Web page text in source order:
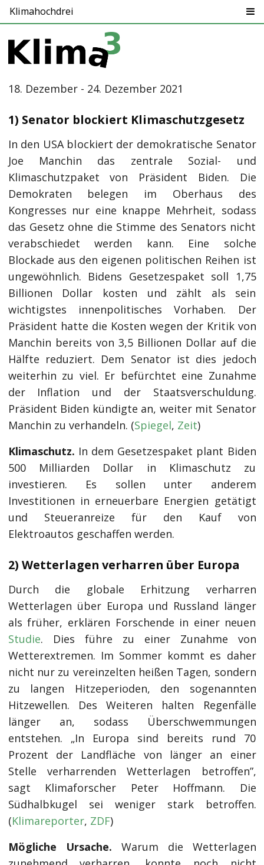
Klimahochdrei
18. Dezember - 24. Dezember 2021
1) Senator blockiert Klimaschutzgesetz
In den USA blockiert der demokratische Senator
Joe Manchin das zentrale Sozial- und
Klimaschutzpaket von Präsident Biden. Die
Demokraten belegen im Oberhaus des
Kongresses nur eine knappe Mehrheit, sodass
das Gesetz ohne die Stimme des Senators nicht
verabschiedet werden kann. Eine solche
Blockade aus den eigenen politischen Reihen ist
ungewöhnlich. Bidens Gesetzespaket soll 1,75
Billionen Dollar kosten und zählt als sein
wichtigstes innenpolitisches Vorhaben. Der
Präsident hatte die Kosten wegen der Kritik von
Manchin bereits von 3,5 Billionen Dollar auf die
Hälfte reduziert. Dem Senator ist dies jedoch
weiterhin zu viel. Er befürchtet eine Zunahme
der Inflation und der Staatsverschuldung.
Präsident Biden kündigte an, weiter mit Senator
Manchin zu verhandeln. (Spiegel, Zeit)
Klimaschutz. In dem Gesetzespaket plant Biden
500 Milliarden Dollar in Klimaschutz zu
investieren. Es sollen unter anderem
Investitionen in erneuerbare Energien getätigt
und Steueranreize für den Kauf von
Elektroautos geschaffen werden.
2) Wetterlagen verharren über Europa
Durch die globale Erhitzung verharren
Wetterlagen über Europa und Russland länger
als früher, erklären Forschende in einer neuen
Studie. Dies führe zu einer Zunahme von
Wetterextremen. Im Sommer kommt es daher
nicht nur zu vereinzelten heißen Tagen, sondern
zu langen Hitzeperioden, den sogenannten
Hitzewellen. Des Weiteren halten Regenfälle
länger an, sodass Überschwemmungen
entstehen. „In Europa sind bereits rund 70
Prozent der Landfläche von länger an einer
Stelle verharrenden Wetterlagen betroffen”,
sagt Klimaforscher Peter Hoffmann. Die
Südhalbkugel sei weniger stark betroffen.
(Klimareporter, ZDF)
Mögliche Ursache. Warum die Wetterlagen